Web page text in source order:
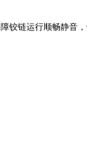
链运行顺畅静音，